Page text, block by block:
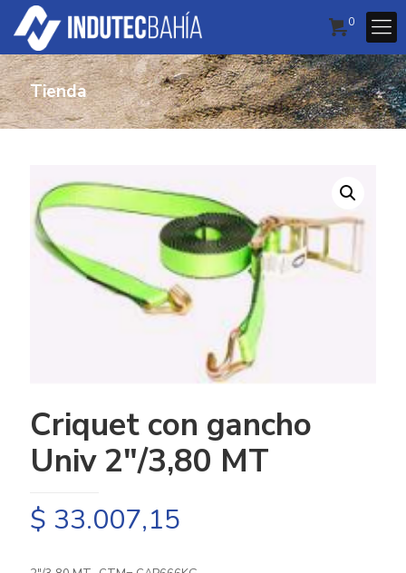
0
Tienda
Criquet con gancho
Univ 2″/3,80 MT
$ 33.007,15